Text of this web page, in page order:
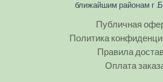
ближайшим районам г
Публичная
Политика
Правила
Оплата